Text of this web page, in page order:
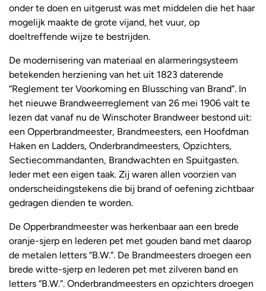
onder te doen en uitgerust was met middelen die het haar
mogelijk maakte de grote vijand, het vuur, op
doeltreffende wijze te bestrijden.
De modernisering van materiaal en alarmeringsysteem
betekenden herziening van het uit 1823 daterende
“Reglement ter Voorkoming en Blussching van Brand”. In
het nieuwe Brandweerreglement van 26 mei 1906 valt te
lezen dat vanaf nu de Winschoter Brandweer bestond uit:
een Opperbrandmeester, Brandmeesters, een Hoofdman
Haken en Ladders, Onderbrandmeesters, Opzichters,
Sectiecommandanten, Brandwachten en Spuitgasten.
Ieder met een eigen taak. Zij waren allen voorzien van
onderscheidingstekens die bij brand of oefening zichtbaar
gedragen dienden te worden.
De Opperbrandmeester was herkenbaar aan een brede
oranje-sjerp en lederen pet met gouden band met daarop
de metalen letters “B.W.”. De Brandmeesters droegen een
brede witte-sjerp en lederen pet met zilveren band en
letters “B.W.”. Onderbrandmeesters en opzichters droegen